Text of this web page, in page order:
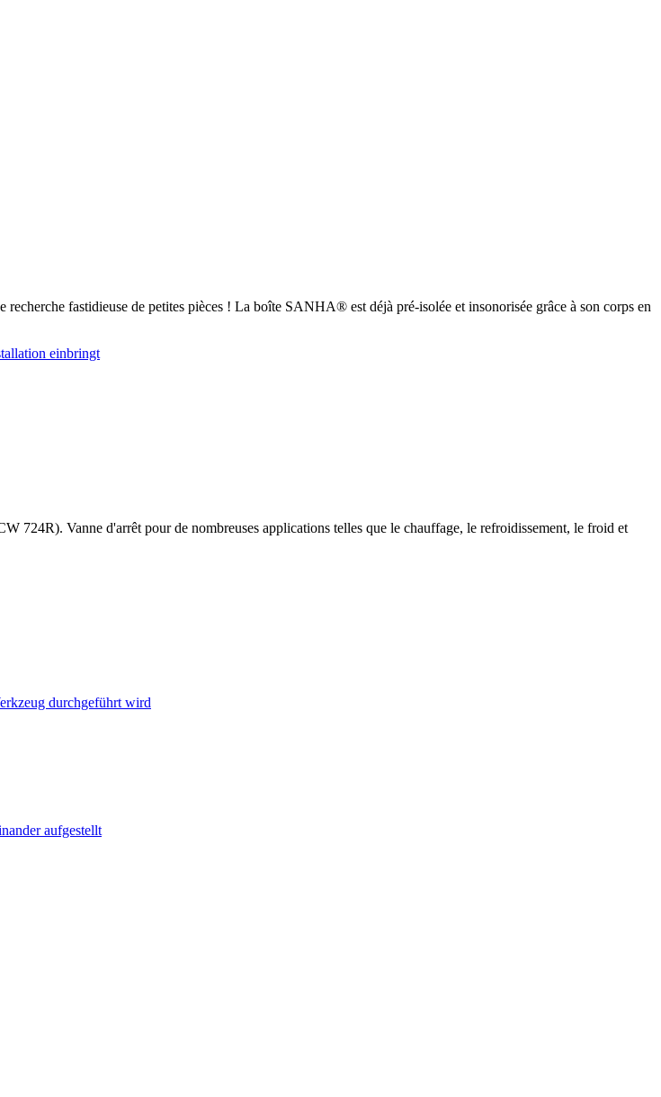
fastidieuse de petites pièces ! La boîte SANHA® est déjà pré-isolée et insonorisée grâce à son corps en
724R). Vanne d'arrêt pour de nombreuses applications telles que le chauffage, le refroidissement, le froid et